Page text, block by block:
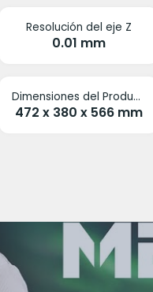
Resolución del eje Z
0.01 mm
Dimensiones del Producto
472 x 380 x 566 mm